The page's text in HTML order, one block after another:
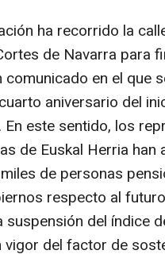
ha recorrido la
de Navarra para
comunicado en el que
aniversario del
En este sentido, los
de Euskal Herria
de personas
respecto al
suspensión del índice
vigor del factor de